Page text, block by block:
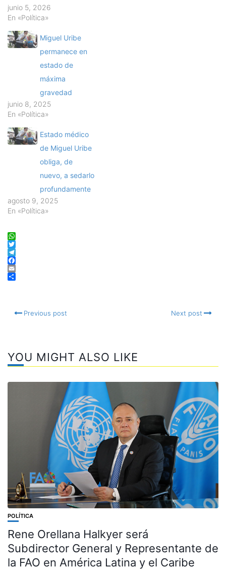
junio 5, 2026
En «Política»
Miguel Uribe
permanece en
estado de
máxima
gravedad
junio 8, 2025
En «Política»
Estado médico
de Miguel Uribe
obliga, de
nuevo, a sedarlo
profundamente
agosto 9, 2025
En «Política»
WhatsApp
Twitter
Telegram
Facebook
Email
Previous post Next post
YOU MIGHT ALSO LIKE
POLÍTICA
Rene Orellana Halkyer será
Subdirector General y Representante de
la FAO en América Latina y el Caribe